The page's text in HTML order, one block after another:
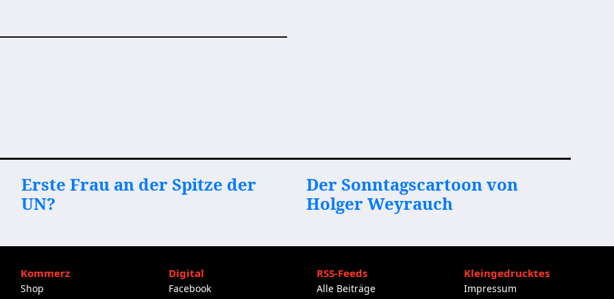
Erste Frau an der Spitze der
UN?
Der Sonntagscartoon von
Holger Weyrauch
Kommerz
Shop
Digital
Facebook
RSS-Feeds
Alle Beiträge
Kleingedrucktes
Impressum